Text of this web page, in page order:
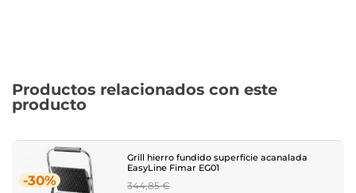
Productos relacionados con este
producto
-30%
Grill hierro fundido superficie acanalada
EasyLine Fimar EG01
Regular
344,85 €